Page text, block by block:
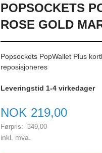
POPSOCKETS
ROSE GOLD
Popsockets PopWallet Plus
reposisjoneres
Leveringstid 1-4 virkedager
Tilbud
NOK 219,00
Førpris: 349,00
Rabatt
inkl. mva.